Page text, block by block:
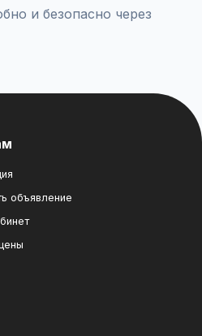
и безопасно через
объявление